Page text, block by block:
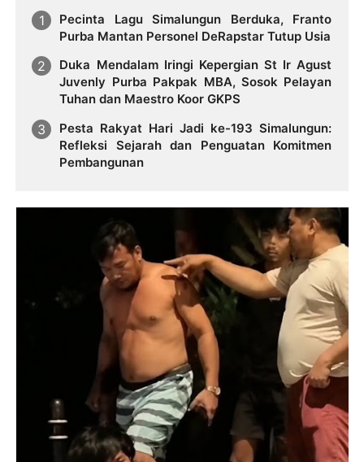
Pecinta Lagu Simalungun Berduka, Franto
Purba Mantan Personel DeRapstar Tutup Usia
Duka Mendalam Iringi Kepergian St Ir Agust
Juvenly Purba Pakpak MBA, Sosok Pelayan
Tuhan dan Maestro Koor GKPS
Pesta Rakyat Hari Jadi ke-193 Simalungun:
Refleksi Sejarah dan Penguatan Komitmen
Pembangunan